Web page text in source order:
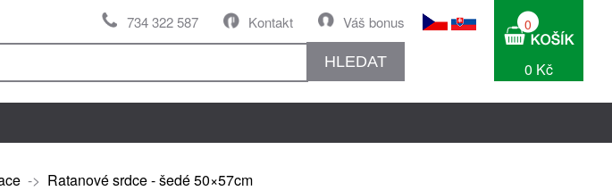
Váš bonus
Kontakt
734 322 587
HLEDAT
0
0 Kč
-> Ratanové srdce - šedé 50×57cm